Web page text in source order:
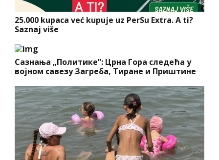
25.000 kupaca već kupuje uz PerSu Extra. A ti?
Saznaj više
Сазнања „Политике”: Црна Гора следећа у
војном савезу Загреба, Тиране и Приштине